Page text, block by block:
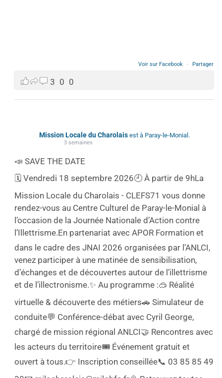
Voir sur Facebook · Partager
3 0 0
Mission Locale du Charolaisest à Paray-le-Monial.
3 semaines
📣 SAVE THE DATE
🗓️ Vendredi 18 septembre 2026🕘 À partir de 9hLa
Mission Locale du Charolais - CLEFS71 vous donne
rendez-vous au Centre Culturel de Paray-le-Monial à
l’occasion de la Journée Nationale d’Action contre
l’Illettrisme.En partenariat avec APOR Formation et
dans le cadre des JNAI 2026 organisées par l’ANLCI,
venez participer à une matinée de sensibilisation,
d’échanges et de découvertes autour de l’illettrisme
et de l’illectronisme.✨ Au programme :🥽 Réalité
virtuelle & découverte des métiers🚗 Simulateur de
conduite💬 Conférence-débat avec Cyril George,
chargé de mission régional ANLCI🤝 Rencontres avec
les acteurs du territoire🎟️ Événement gratuit et
ouvert à tous.👉 Inscription conseillée📞 03 85 85 49